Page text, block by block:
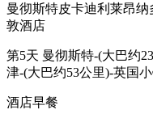
曼彻斯特皮卡迪利莱昂
敦酒店
第5天 曼彻斯特-(大巴约
津-(大巴约53公里)-英国
酒店早餐